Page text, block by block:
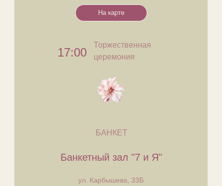
Торжественная
церемония
17:00
БАНКЕТ
​Банкетный зал "7 и Я"
ул. Карбышева, 33Б
На карте